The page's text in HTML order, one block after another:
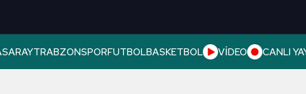
TRABZONSPORFUTBOLBASKETBOL VİDEO CANLI